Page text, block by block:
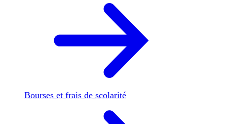
Bourses et frais de scolarité